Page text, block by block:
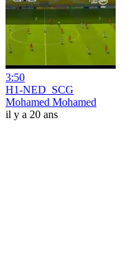
3:50
H1-NED_SCG
Mohamed Mohamed
il y a 20 ans